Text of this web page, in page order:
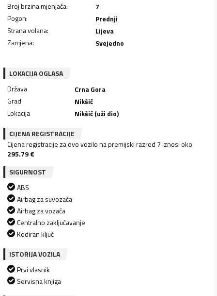
Broj brzina mjenjača:
7
Pogon:
Prednji
Strana volana:
Lijeva
Zamjena: Svejedno
LOKACIJA OGLASA
Država
Crna Gora
Grad
Nikšić
Lokacija
Nikšić (uži dio)
CIJENA REGISTRACIJE
Cijena registracije za ovo vozilo na premijski razred 7 iznosi oko
295.79€
SIGURNOST
ABS
Airbag za suvozača
Airbag za vozača
Centralno zaključavanje
Kodiran ključ
ISTORIJA VOZILA
Prvi vlasnik
Servisna knjiga